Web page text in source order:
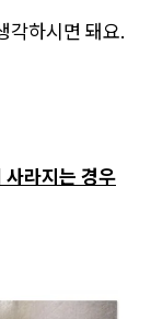
각하시면 돼요.
사라지는 경우